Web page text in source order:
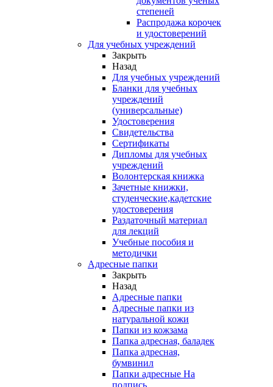
степеней
Распродажа корочек
и удостоверений
Для учебных учреждений
Закрыть
Назад
Для учебных учреждений
Бланки для учебных
учреждений
(универсальные)
Удостоверения
Свидетельства
Сертификаты
Дипломы для учебных
учреждений
Волонтерская книжка
Зачетные книжки,
студенческие,кадетские
удостоверения
Раздаточный материал
для лекций
Учебные пособия и
методички
Адресные папки
Закрыть
Назад
Адресные папки
Адресные папки из
натуральной кожи
Папки из кожзама
Папка адресная, баладек
Папка адресная,
бумвинил
Папки адресные На
подпись